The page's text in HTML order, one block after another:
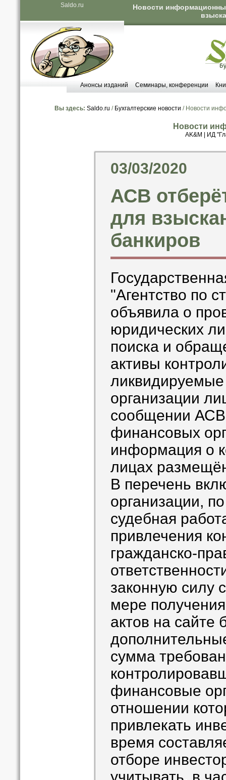
Saldo.ru
Новости
Анонсы изданий Семинары, конференции
Вы здесь: Saldo.ru / Бухгалтерские новости / Новости
Новости
AK&M ИД
03/03/2020
АСВ
для
банкиров
"Агентство по
объявила о
юридических
поиска и
активы
организации
сообщении
финансовых
информация о
лицах
В перечень
организации,
судебная
привлечения
гражданско-
законную силу
мере
актов на сайте
сумма
финансовые
отношении
привлекать
время
отборе